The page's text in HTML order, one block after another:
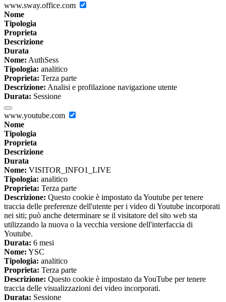
www.sway.office.com
Nome
Tipologia
Proprieta
Descrizione
Durata
Nome: AuthSess
Tipologia: analitico
Proprieta: Terza parte
Descrizione: Analisi e profilazione navigazione utente
Durata: Sessione
www.youtube.com
Nome
Tipologia
Proprieta
Descrizione
Durata
Nome: VISITOR_INFO1_LIVE
Tipologia: analitico
Proprieta: Terza parte
Descrizione: Questo cookie è impostato da Youtube per tenere
traccia delle preferenze dell'utente per i video di Youtube incorporati
nei siti; può anche determinare se il visitatore del sito web sta
utilizzando la nuova o la vecchia versione dell'interfaccia di
Youtube.
Durata: 6 mesi
Nome: YSC
Tipologia: analitico
Proprieta: Terza parte
Descrizione: Questo cookie è impostato da YouTube per tenere
traccia delle visualizzazioni dei video incorporati.
Durata: Sessione